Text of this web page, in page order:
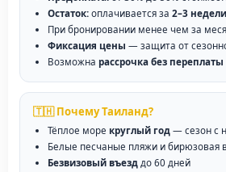
Остаток: оплачивается за 2–3 недели
При бронировании менее чем за
Фиксация цены — защита от
Возможна рассрочка без переплаты
🇹🇭 Почему Таиланд?
Тёплое море круглый год — сезон с
Белые песчаные пляжи и бирюзовая
Безвизовый въезд до 60 дней